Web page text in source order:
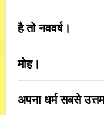
है तो नववर्ष।
मोह।
अपना धर्म सबसे